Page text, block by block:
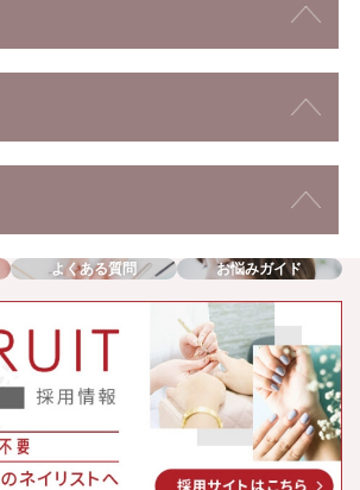
よくある質問 お悩みガイド